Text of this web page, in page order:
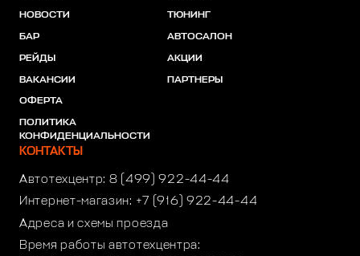
НОВОСТИ
БАР
РЕЙДЫ
ВАКАНСИИ
ОФЕРТА
ПОЛИТИКА
КОНФИДЕНЦИАЛЬНОСТИ
ТЮНИНГ
АВТОСАЛОН
АКЦИИ
ПАРТНЕРЫ
КОНТАКТЫ
Автотехцентр: 8 (499) 922-44-44
Интернет-магазин: +7 (916) 922-44-44
Адреса и схемы проезда
Время работы автотехцентра: